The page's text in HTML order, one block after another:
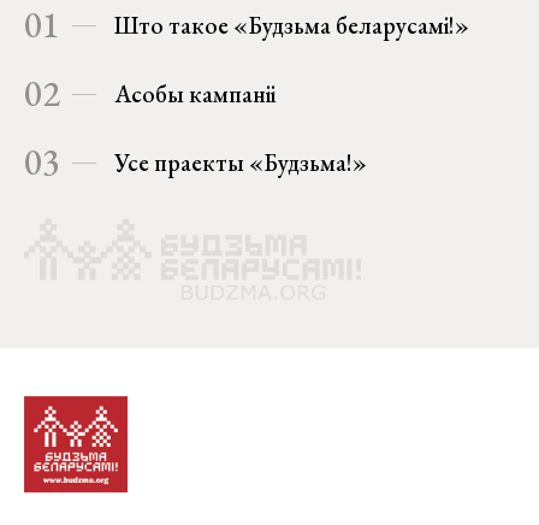
01 Што такое «Будзьма беларусамі!»
02 Асобы кампаніі
03 Усе праекты «Будзьма!»